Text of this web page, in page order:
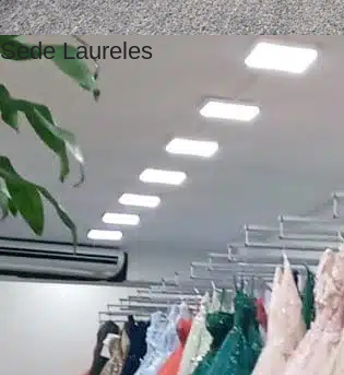
Sede Laureles